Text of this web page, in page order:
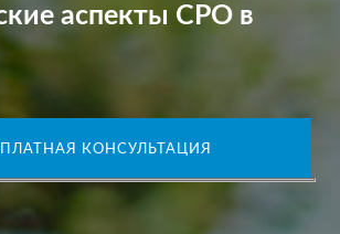
аспекты СРО в
КОНСУЛЬТАЦИЯ